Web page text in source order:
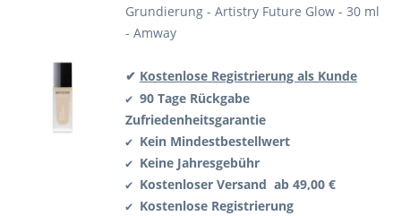
Grundierung - Artistry Future Glow - 30 ml
- Amway
✔ Kostenlose Registrierung als Kunde
✔ 90 Tage Rückgabe
Zufriedenheitsgarantie
✔ Kein Mindestbestellwert
✔ Keine Jahresgebühr
✔ Kostenloser Versand ab 49,00 €
✔ Kostenlose Registrierung